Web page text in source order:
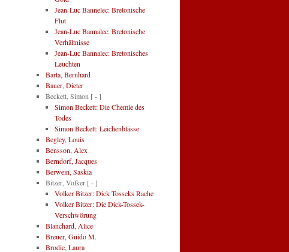
Jean-Luc Bannelec: Bretonische
Flut
Jean-Luc Bannalec: Bretonische
Verhältnisse
Jean-Luc Bannalec: Bretonisches
Leuchten
Barta, Bernhard
Bauer, Dieter
Beckett, Simon [ - ]
Simon Beckett: Die Chemie des
Todes
Simon Beckett: Leichenblässe
Begley, Louis
Bensson, Alex
Berndorf, Jacques
Berwein, Saskia
Bitzer, Volker [ - ]
Volker Bitzer: Dick Tosseks Rache
Volker Bitzer: Die Dick-Tossek-
Verschwörung
Blanchard, Alice
Breuer, Guido M.
Brodie, Laura